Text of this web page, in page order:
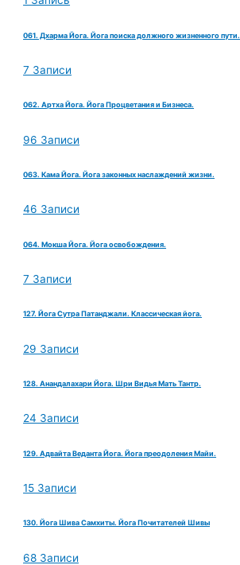
061. Дхарма Йога. Йога поиска должного жизненного пути.
7 Записи
062. Артха Йога. Йога Процветания и Бизнеса.
96 Записи
063. Кама Йога. Йога законных наслаждений жизни.
46 Записи
064. Мокша Йога. Йога освобождения.
7 Записи
127. Йога Сутра Патанджали. Классическая йога.
29 Записи
128. Анандалахари Йога. Шри Видья Мать Тантр.
24 Записи
129. Адвайта Веданта Йога. Йога преодоления Майи.
15 Записи
130. Йога Шива Самхиты. Йога Почитателей Шивы
68 Записи